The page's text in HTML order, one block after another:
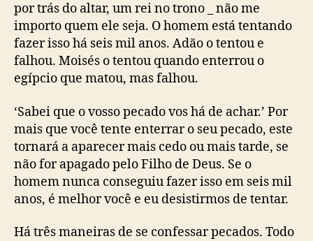
por trás do altar, um rei no trono _ não me
importo quem ele seja. O homem está tentando
fazer isso há seis mil anos. Adão o tentou e
falhou. Moisés o tentou quando enterrou o
egípcio que matou, mas falhou.
‘Sabei que o vosso pecado vos há de achar.’ Por
mais que você tente enterrar o seu pecado, este
tornará a aparecer mais cedo ou mais tarde, se
não for apagado pelo Filho de Deus. Se o
homem nunca conseguiu fazer isso em seis mil
anos, é melhor você e eu desistirmos de tentar.
Há três maneiras de se confessar pecados. Todo